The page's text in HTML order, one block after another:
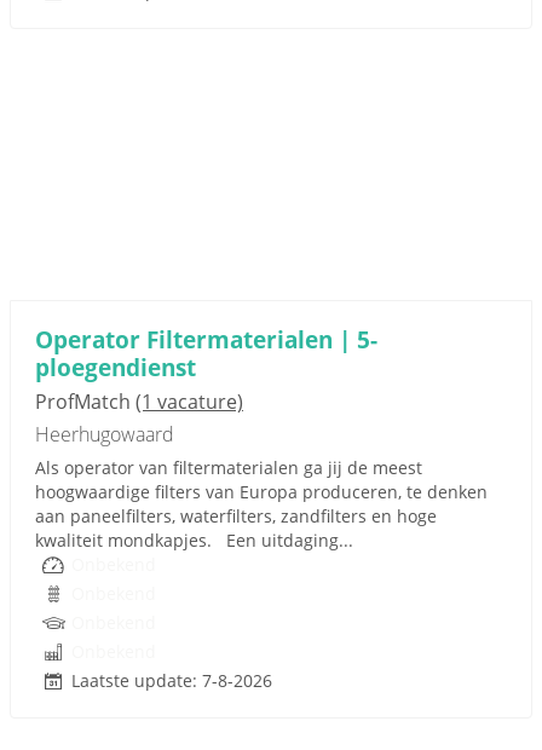
Operator Filtermaterialen | 5-
ploegendienst
ProfMatch (1 vacature)
Heerhugowaard
Als operator van filtermaterialen ga jij de meest
hoogwaardige filters van Europa produceren, te denken
aan paneelfilters, waterfilters, zandfilters en hoge
kwaliteit mondkapjes. Een uitdaging...
Laatste update: 7-8-2026